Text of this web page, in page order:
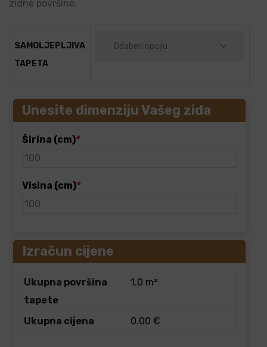
zidne površine.
SAMOLJEPLJIVA
TAPETA
Unesite dimenziju Vašeg zida
Širina (cm)*
Visina (cm)*
Izračun cijene
Ukupna površina
tapete
1.0 m²
Ukupna cijena 0.00 €